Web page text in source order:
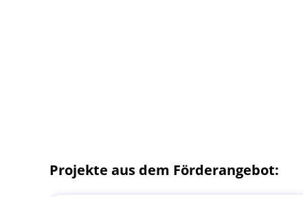
Projekte aus dem Förderangebot: